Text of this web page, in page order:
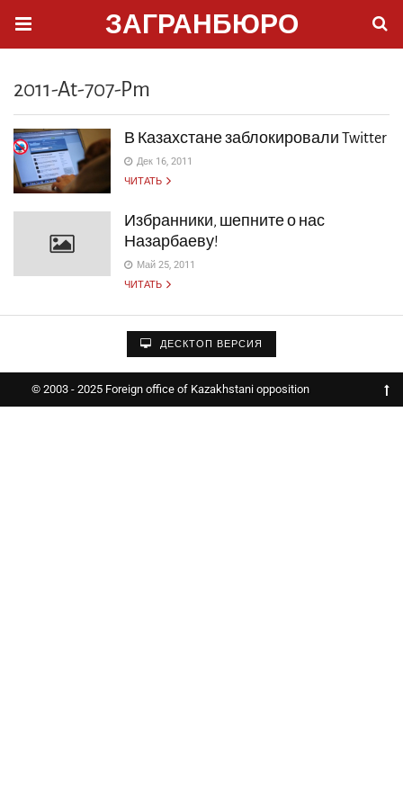
ЗАГРАНБЮРО
2011-At-707-Pm
В Казахстане заблокировали Twitter
Дек 16, 2011
ЧИТАТЬ
Избранники, шепните о нас
Назарбаеву!
Май 25, 2011
ЧИТАТЬ
ДЕСКТОП ВЕРСИЯ
© 2003 - 2025 Foreign office of Kazakhstani opposition